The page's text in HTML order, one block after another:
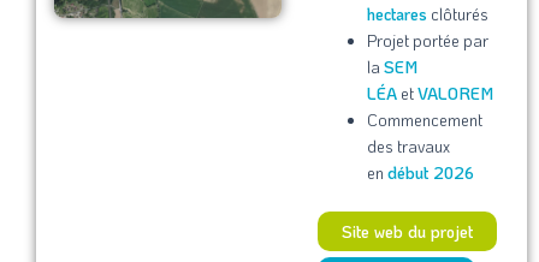
hectares clôturés
Projet portée par
laSEM
LÉA etVALOREM
Commencement
des travaux
endébut 2026
Site web du projet